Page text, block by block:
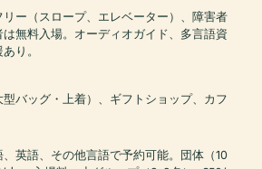
リー（スロープ、エレベーター）、障害者
は無料入場。オーディオガイド、多言語資
り。
型バッグ・上着）、ギフトショップ、カフ
、英語、その他言語で予約可能。団体（10